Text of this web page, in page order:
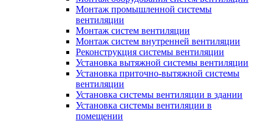
Монтаж промышленной системы
вентиляции
Монтаж систем вентиляции
Монтаж систем внутренней вентиляции
Реконструкция системы вентиляции
Установка вытяжной системы вентиляции
Установка приточно-вытяжной системы
вентиляции
Установка системы вентиляции в здании
Установка системы вентиляции в
помещении